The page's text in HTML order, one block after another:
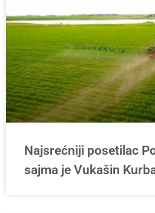
Najsrećniji posetilac
sajma je Vukašin